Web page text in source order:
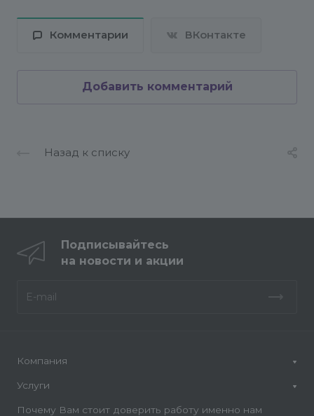
Комментарии ВКонтакте
Добавить комментарий
Назад к списку
Подписывайтесь
на новости и акции
Компания
Услуги
Почему Вам стоит доверить работу именно нам